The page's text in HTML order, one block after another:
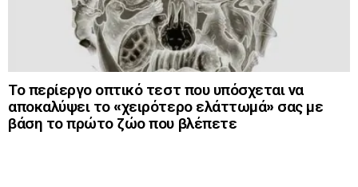
Το περίεργο οπτικό τεστ που υπόσχεται να
αποκαλύψει το «χειρότερο ελάττωμά» σας με
βάση το πρώτο ζώο που βλέπετε